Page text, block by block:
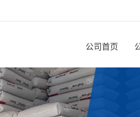
公司首页